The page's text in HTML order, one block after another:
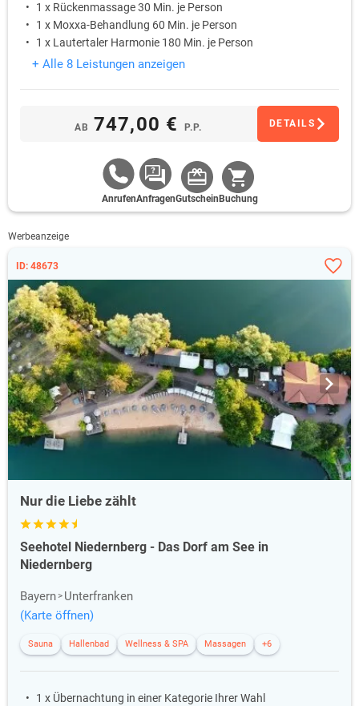
1 x Rückenmassage 30 Min. je Person
1 x Moxxa-Behandlung 60 Min. je Person
1 x Lautertaler Harmonie 180 Min. je Person
+ Alle 8 Leistungen anzeigen
AB 747,00 € P.P. DETAILS
AnrufenAnfragenGutschein Buchung
Werbeanzeige
ID: 48673
Nur die Liebe zählt
Seehotel Niedernberg - Das Dorf am See in
Niedernberg
Bayern
Unterfranken
(Karte öffnen)
Sauna Hallenbad Wellness & SPA Massagen +6
1 x Übernachtung in einer Kategorie Ihrer Wahl